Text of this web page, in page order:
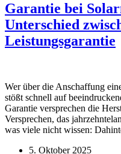
Garantie bei
Unterschied
Leistungsgarantie
Wer über die Anschaffung
stößt schnell auf
Garantie versprechen die
Versprechen, das
was viele nicht wissen:
5. Oktober 2025